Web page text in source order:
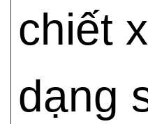
chiết
dạng